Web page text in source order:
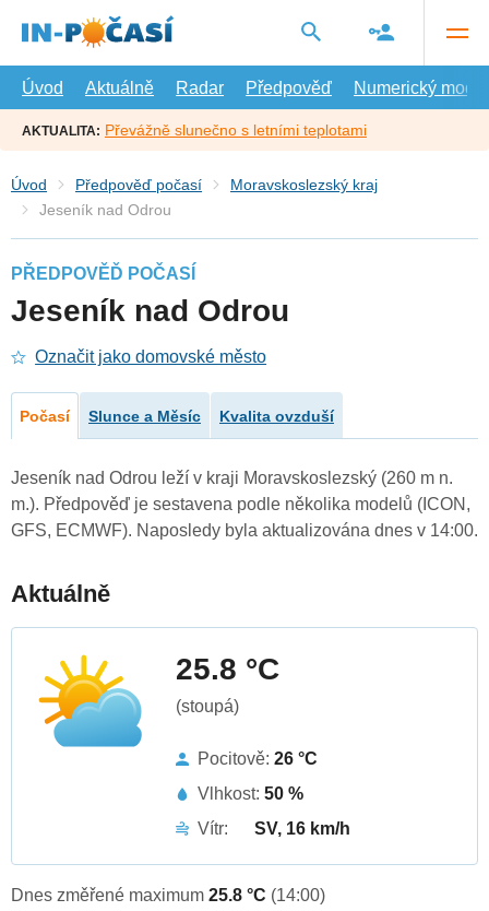
hlavní
Úvod
Aktuálně Radar Předpověď Numerický model
AKTUALITA: Převážně slunečno s letními teplotami
Úvod Předpověď počasí
Moravskoslezský kraj
Jeseník nad Odrou
PŘEDPOVĚĎ POČASÍ
Jeseník nad Odrou
Označit jako domovské město
Počasí Slunce a Měsíc Kvalita ovzduší
Jeseník nad Odrou leží v kraji Moravskoslezský (260 m n.
m.). Předpověď je sestavena podle několika modelů (ICON,
GFS, ECMWF). Naposledy byla aktualizována dnes v 14:00.
Aktuálně
25.8 °C
(stoupá)
Pocitově: 26 °C
Vlhkost: 50 %
Vítr:
SV, 16 km/h
Dnes změřené maximum 25.8 °C (14:00)